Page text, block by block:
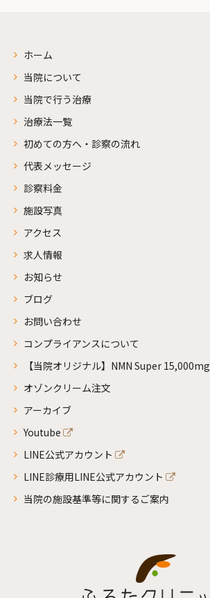
ホーム
当院について
当院で行う治療
治療法一覧
初めての方へ・診察の流れ
代表メッセージ
診察料金
施設写真
アクセス
求人情報
お知らせ
ブログ
お問い合わせ
コンプライアンスについて
【当院オリジナル】NMN Super 15,000mg
オゾンクリーム注文
アーカイブ
Youtube
LINE公式アカウント
LINE診療用LINE公式アカウント
当院の施設基準等に関するご案内